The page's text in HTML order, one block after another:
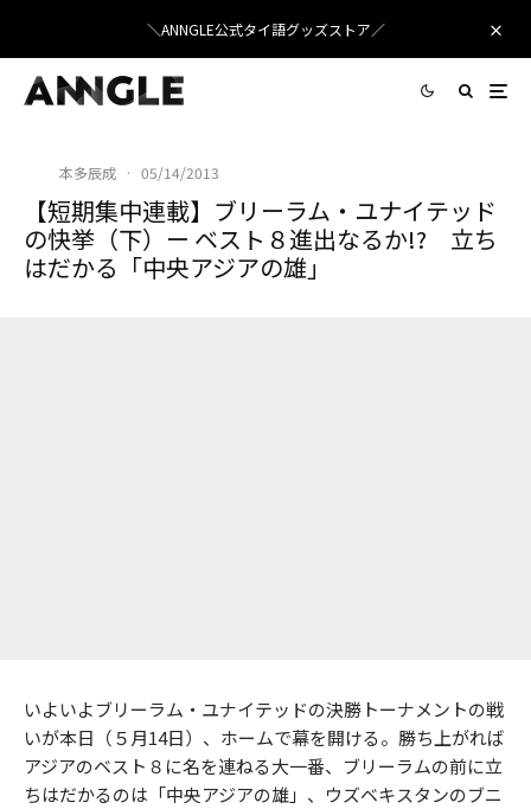
＼ANNGLE公式タイ語グッズストア／
本多辰成 · 05/14/2013
【短期集中連載】ブリーラム・ユナイテッド
の快挙（下）ー ベスト８進出なるか!? 立ち
はだかる「中央アジアの雄」
いよいよブリーラム・ユナイテッドの決勝トーナメントの戦
いが本日（５月14日）、ホームで幕を開ける。勝ち上がれば
アジアのベスト８に名を連ねる大一番、ブリーラムの前に立
ちはだかるのは「中央アジアの雄」、ウズベキスタンのブニ